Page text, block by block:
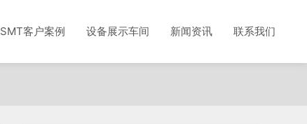
SMT客户案例 设备展示车间 新闻资讯 联系我们